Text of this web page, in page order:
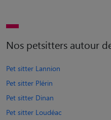
Nos petsitters autour
Pet sitter Lannion
Pet sitter Plérin
Pet sitter Dinan
Pet sitter Loudéac